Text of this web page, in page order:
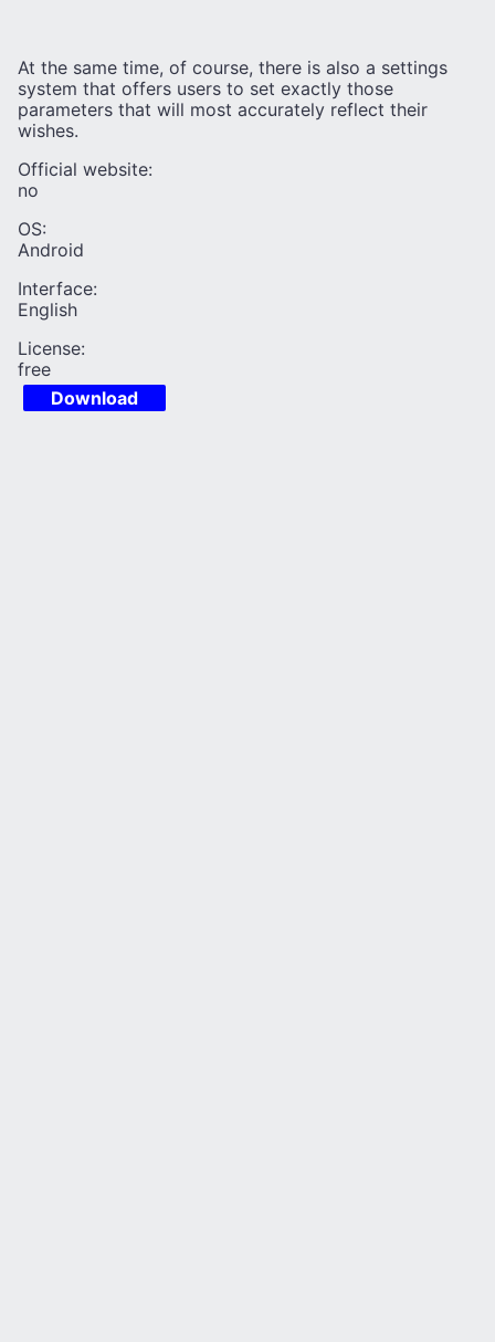
At the same time, of course, there is also a settings
system that offers users to set exactly those
parameters that will most accurately reflect their
wishes.
Official website:
no
OS:
Android
Interface:
English
License:
free
Download